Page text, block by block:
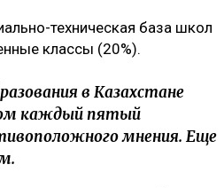
техническая база школ
классы (20%).
в Казахстане
каждый пятый
мнения. Еще